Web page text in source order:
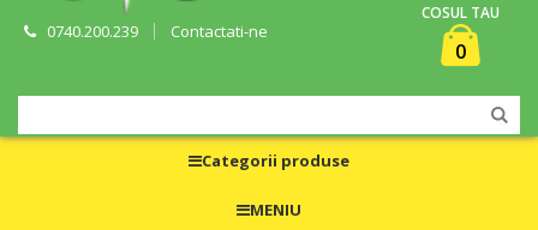
0740.200.239 Contactati-ne
COSUL TAU
0
Categorii produse
MENIU